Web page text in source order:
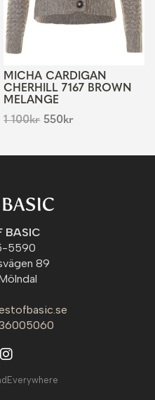
MICHA CARDIGAN
CHERHILL 7167 BROWN
MELANGE
1 100kr 550kr
BASIC
5590
89